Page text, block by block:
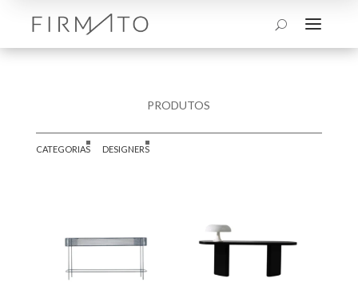
U a
PRODUTOS
CATEGORIAS DESIGNERS